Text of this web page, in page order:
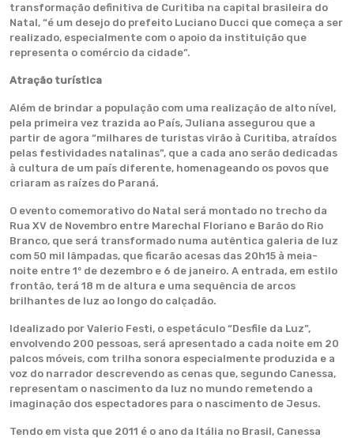
transformação definitiva de Curitiba na capital brasileira do
Natal, “é um desejo do prefeito Luciano Ducci que começa a ser
realizado, especialmente com o apoio da instituição que
representa o comércio da cidade”.
Atração turística
Além de brindar a população com uma realização de alto nível,
pela primeira vez trazida ao País, Juliana assegurou que a
partir de agora “milhares de turistas virão à Curitiba, atraídos
pelas festividades natalinas”, que a cada ano serão dedicadas
à cultura de um país diferente, homenageando os povos que
criaram as raízes do Paraná.
O evento comemorativo do Natal será montado no trecho da
Rua XV de Novembro entre Marechal Floriano e Barão do Rio
Branco, que será transformado numa autêntica galeria de luz
com 50 mil lâmpadas, que ficarão acesas das 20h15 à meia-
noite entre 1º de dezembro e 6 de janeiro. A entrada, em estilo
frontão, terá 18 m de altura e uma sequência de arcos
brilhantes de luz ao longo do calçadão.
Idealizado por Valerio Festi, o espetáculo “Desfile da Luz”,
envolvendo 200 pessoas, será apresentado a cada noite em 20
palcos móveis, com trilha sonora especialmente produzida e a
voz do narrador descrevendo as cenas que, segundo Canessa,
representam o nascimento da luz no mundo remetendo a
imaginação dos espectadores para o nascimento de Jesus.
Tendo em vista que 2011 é o ano da Itália no Brasil, Canessa